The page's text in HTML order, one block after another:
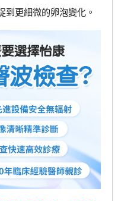
到更細微的卵泡變化。